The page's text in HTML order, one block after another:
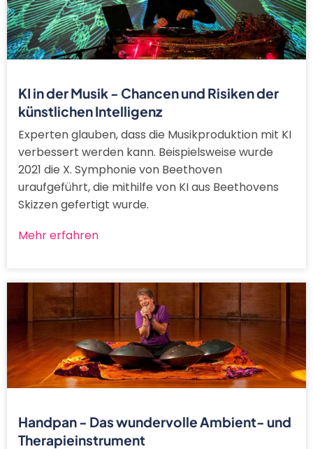
KI in der Musik - Chancen und Risiken der
künstlichen Intelligenz
Experten glauben, dass die Musikproduktion mit KI
verbessert werden kann. Beispielsweise wurde
2021 die X. Symphonie von Beethoven
uraufgeführt, die mithilfe von KI aus Beethovens
Skizzen gefertigt wurde.
Mehr erfahren
Handpan - Das wundervolle Ambient- und
Therapieinstrument